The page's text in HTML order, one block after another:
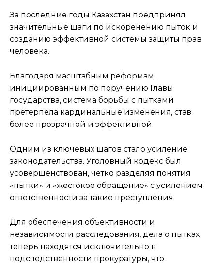
За последние годы Казахстан предпринял
значительные шаги по искоренению пыток и
созданию эффективной системы защиты прав
человека.
Благодаря масштабным реформам,
инициированным по поручению Главы
государства, система борьбы с пытками
претерпела кардинальные изменения, став
более прозрачной и эффективной.
Одним из ключевых шагов стало усиление
законодательства. Уголовный кодекс был
усовершенствован, четко разделяя понятия
«пытки» и «жестокое обращение» с усилением
ответственности за такие преступления.
Для обеспечения объективности и
независимости расследования, дела о пытках
теперь находятся исключительно в
подследственности прокуратуры, что